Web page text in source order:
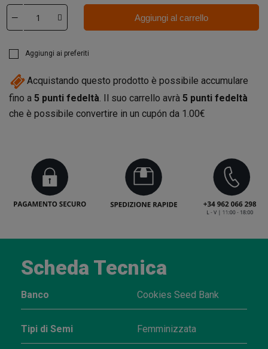
Aggiungi al carrello
Aggiungi ai preferiti
Acquistando questo prodotto è possibile accumulare
fino a 5 punti fedeltà. Il suo carrello avrà 5 punti fedeltà
che è possibile convertire in un cupón da 1.00€
Scheda Tecnica
Banco Cookies Seed Bank
Tipi di Semi Femminizzata